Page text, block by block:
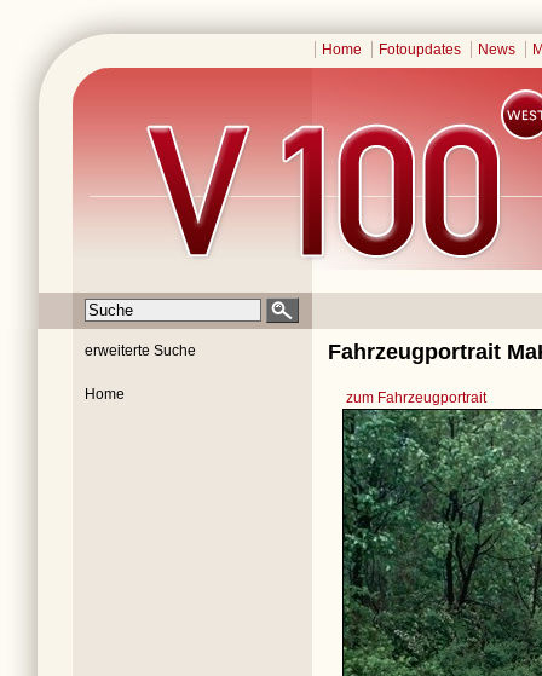
Home Fotoupdates News
erweiterte Suche
Home
Fahrzeugportrait
zum Fahrzeugportrait